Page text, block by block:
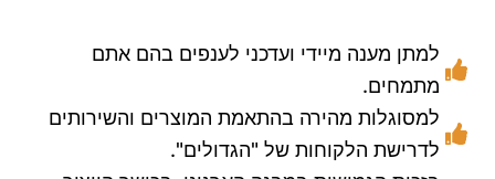
למתן מענה מיידי ועדכני לענפים בהם אתם
מתמחים.
למסוגלות מהירה בהתאמת המוצרים והשירותים
לדרישת הלקוחות של "הגדולים".